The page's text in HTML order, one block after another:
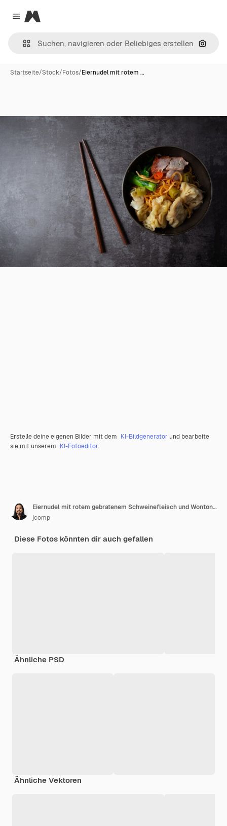
Close menu
Magnific
Nach
Startseite/Stock/Fotos/Eiernudel mit rotem …
Erstelle deine eigenen Bilder mit dem KI-Bildgenerator und bearbeite
sie mit unserem KI-Fotoeditor.
Eiernudel mit rotem gebratenem Schweinefleisch und Wonton auf Tabelle.
jcomp
Diese Fotos könnten dir auch gefallen
Ähnliche PSD
Ähnliche Vektoren